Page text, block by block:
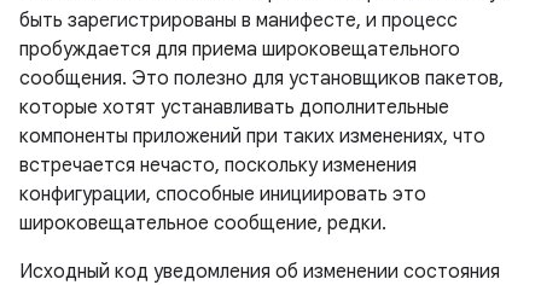
быть зарегистрированы в манифесте, и процесс
пробуждается для приема широковещательного
сообщения. Это полезно для установщиков пакетов,
которые хотят устанавливать дополнительные
компоненты приложений при таких изменениях, что
встречается нечасто, поскольку изменения
конфигурации, способные инициировать это
широковещательное сообщение, редки.
Исходный код уведомления об изменении состояния